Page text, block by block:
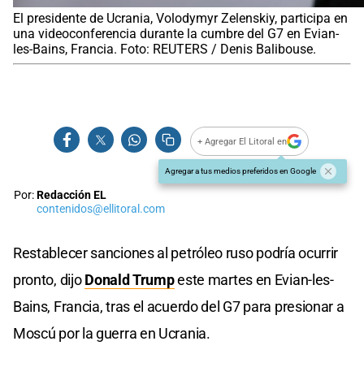
El presidente de Ucrania, Volodymyr Zelenskiy, participa en
una videoconferencia durante la cumbre del G7 en Evian-
les-Bains, Francia. Foto: REUTERS / Denis Balibouse.
+ Agregar El Litoral en
Agregar a tus medios preferidos en Google
Por:Redacción EL
contenidos@ellitoral.com
Restablecer sanciones al petróleo ruso podría ocurrir
pronto, dijoDonald Trumpeste martes en Evian-les-
Bains, Francia, tras el acuerdo del G7 para presionar a
Moscú por la guerra en Ucrania.